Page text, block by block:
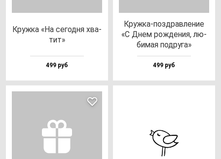
Круж­ка «На се­год­ня хва­
тит»
499 руб
Круж­ка-поз­драв­ле­ние
«С Днем рож­де­ния, лю­
би­мая под­ру­га»
499 руб